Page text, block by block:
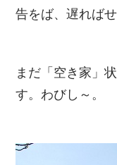
告をば、遅ればせ
まだ「空き家」
す。わびし～。